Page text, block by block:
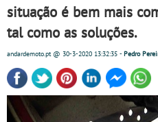
situação é bem mais
tal como as soluções.
andardemoto.pt@ 30-3-2020 13:32:35 - Pedro